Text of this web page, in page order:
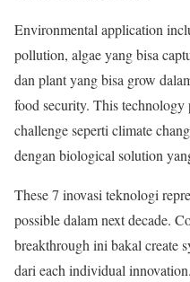
Environmental application
pollution, algae yang bisa
dan plant yang bisa grow
food security. This
challenge seperti climate
dengan biological solution
These 7 inovasi teknologi
possible dalam next decade.
breakthrough ini bakal create
dari each individual